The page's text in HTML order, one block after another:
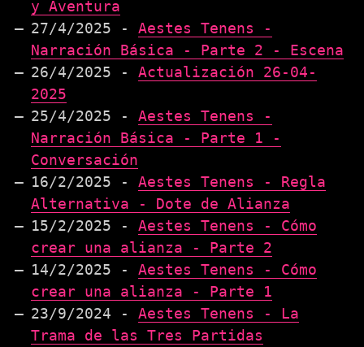
y Aventura
27/4/2025 - Aestes Tenens -
Narración Básica - Parte 2 - Escena
26/4/2025 - Actualización 26-04-
2025
25/4/2025 - Aestes Tenens -
Narración Básica - Parte 1 -
Conversación
16/2/2025 - Aestes Tenens - Regla
Alternativa - Dote de Alianza
15/2/2025 - Aestes Tenens - Cómo
crear una alianza - Parte 2
14/2/2025 - Aestes Tenens - Cómo
crear una alianza - Parte 1
23/9/2024 - Aestes Tenens - La
Trama de las Tres Partidas